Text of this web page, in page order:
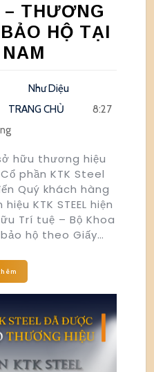
THƯƠNG
HỘ TẠI
Như Diệu
TRANG CHỦ
8:27
hữu thương hiệu
phần KTK Steel
Quý khách hàng
KTK STEEL hiện
Trí tuệ – Bộ Khoa
hộ theo Giấy…